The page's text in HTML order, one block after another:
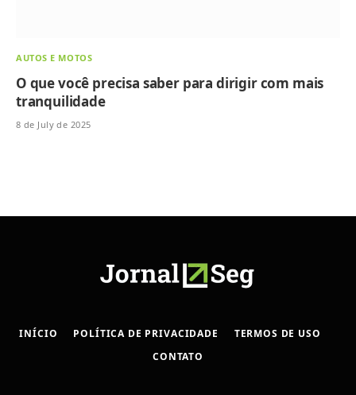
AUTOS E MOTOS
O que você precisa saber para dirigir com mais
tranquilidade
8 de July de 2025
INÍCIO POLÍTICA DE PRIVACIDADE
TERMOS DE USO
CONTATO